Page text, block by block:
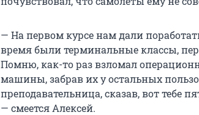
— На первом курсе нам дали
время были терминальные классы,
Помню, как-то раз взломал
машины, забрав их у остальных
преподавательница, сказав, вот тебе
— смеется Алексей.